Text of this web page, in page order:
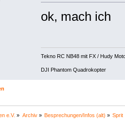
ok, mach ich
Tekno RC NB48 mit FX / Hudy
DJI Phantom Quadrokopter
e.V. » Archiv» Besprechungen/Infos (alt) » Sprit